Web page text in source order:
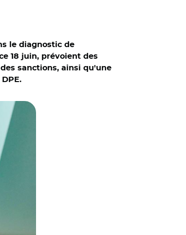
le diagnostic de
18 juin, prévoient des
sanctions, ainsi qu'une